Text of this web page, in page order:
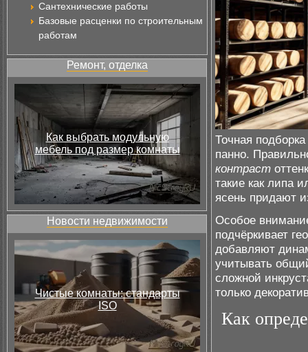
Сантехнические работы
Базовые расценки по строительным
работам
Ремонт, отделка
Как выбрать модульную
мебель под размер комнаты
Новости недвижимости
Чистые комнаты: стандарты
ISO
Точная
панно.
контраст
такие как липа
ясень придают
Особое
подчёркивает
добавляют
учитывать
сложной
только
Как